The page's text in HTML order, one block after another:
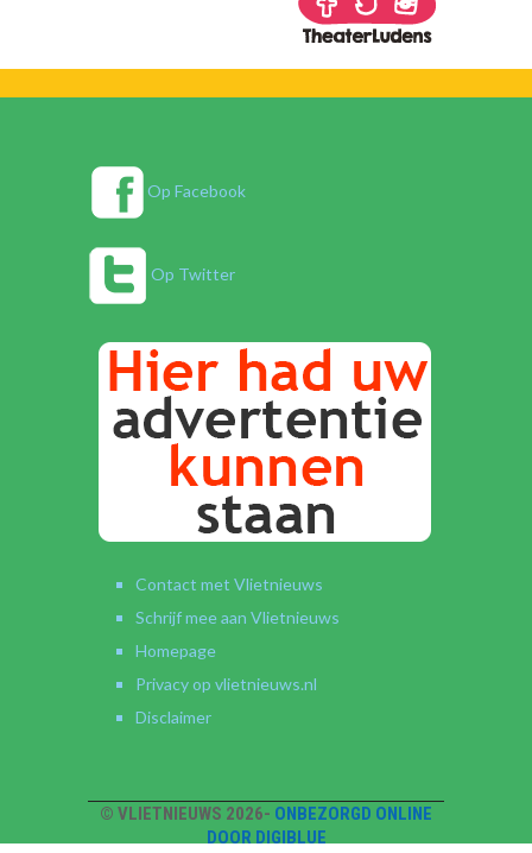
Op Facebook
Op Twitter
Contact met Vlietnieuws
Schrijf mee aan Vlietnieuws
Homepage
Privacy op vlietnieuws.nl
Disclaimer
© VLIETNIEUWS 2026- ONBEZORGD ONLINE
DOOR DIGIBLUE